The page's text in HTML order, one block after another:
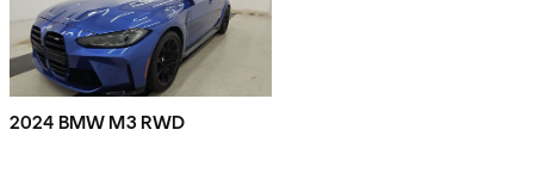
2024 BMW M3 RWD